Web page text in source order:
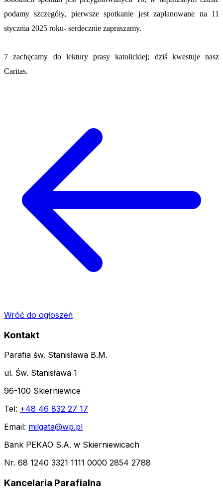
podamy szczegóły, pierwsze spotkanie jest zaplanowane na 11
stycznia 2025 roku- serdecznie zapraszamy.
7 zachęcamy do lektury prasy katolickiej; dziś kwestuje nasz
Caritas.
Wróć do ogłoszeń
Kontakt
Parafia św. Stanisława B.M.
ul. Św. Stanisława 1
96-100 Skierniewice
Tel: +48 46 832 27 17
Email: milgata@wp.pl
Bank PEKAO S.A. w Skierniewicach
Nr. 68 1240 3321 1111 0000 2854 2788
Kancelaria Parafialna